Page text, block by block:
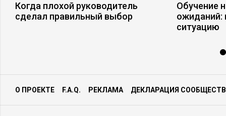
Когда плохой руководитель
сделал правильный выбор
Обучение
ожиданий:
ситуацию
О ПРОЕКТЕ F.A.Q. РЕКЛАМА ДЕКЛАРАЦИЯ